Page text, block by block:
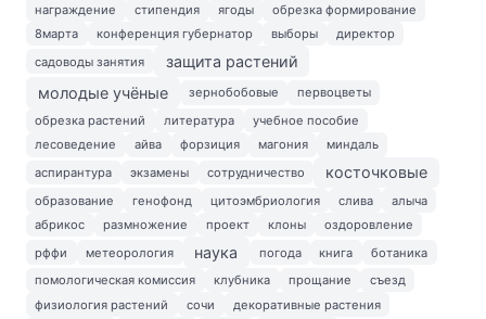
награждение
стипендия ягоды
обрезка формирование
8марта
конференция губернатор выборы
директор
садоводы занятия
защита растений
молодые учёные
зернобобовые
первоцветы
обрезка растений
литература
учебное пособие
лесоведение
айва форзиция магония
миндаль
аспирантура
экзамены сотрудничество косточковые
образование генофонд цитоэмбриология слива
алыча
абрикос
размножение проект клоны
оздоровление
рффи
метеорология наука погода книга
ботаника
помологическая комиссия
клубника прощание
съезд
физиология растений
сочи
декоративные растения